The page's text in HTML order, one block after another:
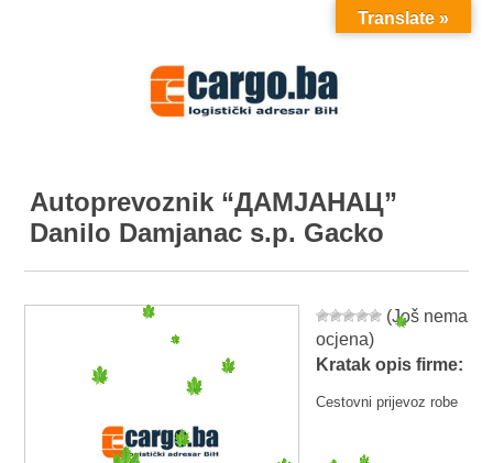
MENU
Autoprevoznik “ДАМЈАНАЦ”
Danilo Damjanac s.p. Gacko
(Još nema
ocjena)
Kratak opis firme:
Cestovni prijevoz robe
Translate »